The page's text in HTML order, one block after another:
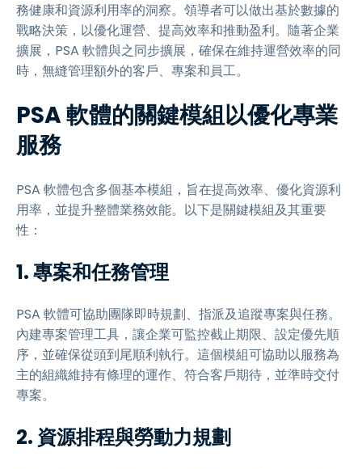
務健康和資源利用率的洞察。領導者可以做出基於數據的
戰略決策，以優化運營、提高效率和推動盈利。隨著企業
擴展，PSA 軟體與之同步擴展，確保在維持運營效率的同
時，無縫管理額外的客戶、專案和員工。
PSA 軟體的關鍵模組以優化專業
服務
PSA 軟體包含多個基本模組，旨在提高效率、優化資源利
用率，並提升整體業務效能。以下是關鍵模組及其重要
性：
1. 專案和任務管理
PSA 軟體可協助團隊即時規劃、指派及追蹤專案與任務。
內建專案管理工具，讓企業可監控截止期限、設定優先順
序，並確保從頭到尾順利執行。這個模組可協助以服務為
主的組織維持有條理的運作、符合客戶期待，並準時交付
專案。
2. 資源排程與勞動力規劃